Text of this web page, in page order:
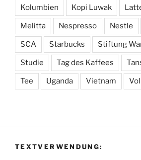
Kolumbien Kopi Luwak
Melitta Nespresso Nestle
SCA Starbucks Stiftung
Studie Tag des Kaffees
Tee Uganda Vietnam
TEXTVERWENDUNG: